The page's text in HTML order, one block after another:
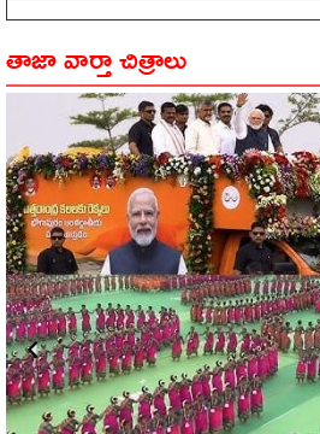
తాజా వార్తా చిత్రాలు